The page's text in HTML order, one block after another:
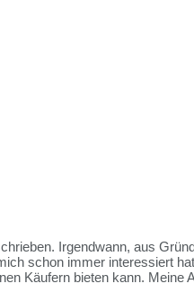
Irgendwann, aus
schon immer interessiert
Käufern bieten kann. Meine